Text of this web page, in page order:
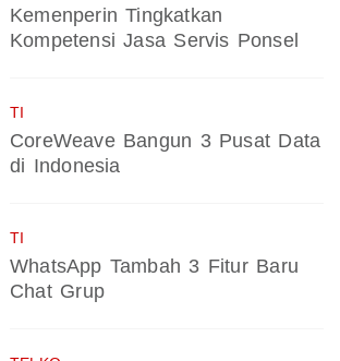
Kemenperin Tingkatkan
Kompetensi Jasa Servis Ponsel
TI
CoreWeave Bangun 3 Pusat Data
di Indonesia
TI
WhatsApp Tambah 3 Fitur Baru
Chat Grup